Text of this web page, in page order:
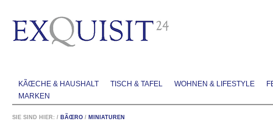
KÃŒCHE & HAUSHALT TISCH & TAFEL WOHNEN & LIFESTYLE
MARKEN
SIE SIND HIER: / BÃŒRO / MINIATUREN